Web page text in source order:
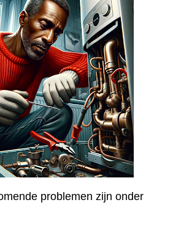
problemen zijn onder